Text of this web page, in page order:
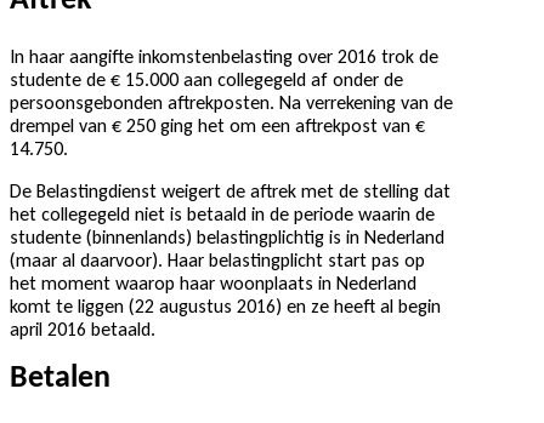
In haar aangifte inkomstenbelasting over 2016 trok de
studente de € 15.000 aan collegegeld af onder de
persoonsgebonden aftrekposten. Na verrekening van de
drempel van € 250 ging het om een aftrekpost van €
14.750.
De Belastingdienst weigert de aftrek met de stelling dat
het collegegeld niet is betaald in de periode waarin de
studente (binnenlands) belastingplichtig is in Nederland
(maar al daarvoor). Haar belastingplicht start pas op
het moment waarop haar woonplaats in Nederland
komt te liggen (22 augustus 2016) en ze heeft al begin
april 2016 betaald.
Betalen